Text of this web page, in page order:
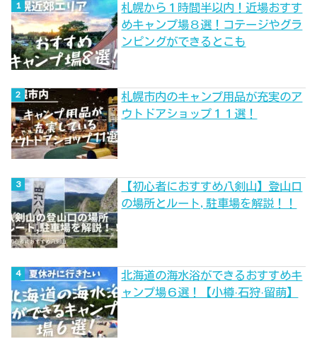
札幌から１時間半以内！近場おすす
めキャンプ場８選！コテージやグラ
ンピングができるとこも
札幌市内のキャンプ用品が充実のア
ウトドアショップ１１選！
【初心者におすすめ八剣山】登山口
の場所とルート,駐車場を解説！！
北海道の海水浴ができるおすすめキ
ャンプ場６選！【小樽·石狩·留萌】